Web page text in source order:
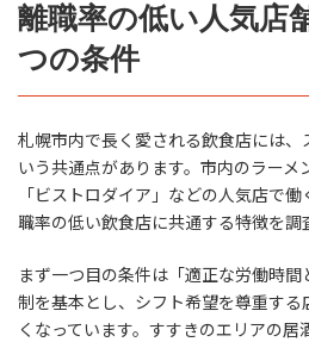
離職率の低い人気店
つの条件
札幌市内で長く愛される飲食店には
いう共通点があります。市内のラー
「ビストロダイア」などの人気店で
職率の低い飲食店に共通する特徴を調
まず一つ目の条件は「適正な労働時
制を基本とし、シフト希望を尊重す
くなっています。すすきのエリアの居